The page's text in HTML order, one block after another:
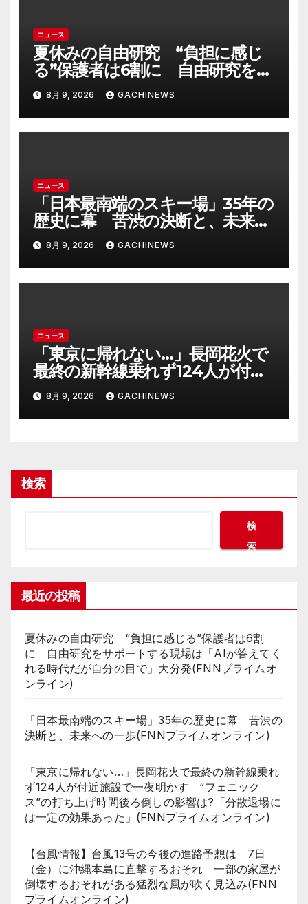
ニュース
夏休みの自由研究 “負担に感じ
る”保護者は6割に 自由研究をサ
ポートする現場は「AIが答えてく
れる時代だが自分の目で」大分発
(FNNプライムオンライン)
8月 9, 2026 GACHINEWS
ニュース
「日本最南端のスキー場」35年の
歴史に幕 苦渋の決断と、未来へ
の一歩(FNNプライムオンライン)
8月 9, 2026 GACHINEWS
ニュース
「東京に帰れない…」長岡花火で
最終の新幹線乗れず124人が付近
施設で一夜明かす “フェニック
ス”の打ち上げ時間後ろ倒しの影
響は?「分散退場には一定の効果
8月 9, 2026 GACHINEWS
検索
検
索
最近の投稿
夏休みの自由研究 “負担に感じる”保護者は6割
に 自由研究をサポートする現場は「AIが答えてく
れる時代だが自分の目で」大分発(FNNプライムオ
ンライン)
「日本最南端のスキー場」35年の歴史に幕 苦渋の
決断と、未来への一歩(FNNプライムオンライン)
「東京に帰れない…」長岡花火で最終の新幹線乗れ
ず124人が付近施設で一夜明かす “フェニック
ス”の打ち上げ時間後ろ倒しの影響は?「分散退場に
は一定の効果あった」(FNNプライムオンライン)
【台風情報】台風13号の今後の進路予想は 7日
（金）に沖縄本島に直撃するおそれ 一部の家屋が
倒壊するおそれがある猛烈な風が吹く見込み(FNN
プライムオンライン)